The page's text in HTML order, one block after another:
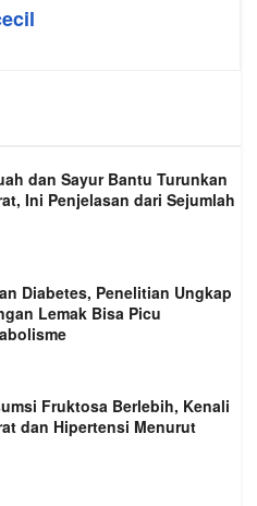
dan Sayur Bantu Turunkan
Ini Penjelasan dari Sejumlah
Diabetes, Penelitian Ungkap
Lemak Bisa Picu
Fruktosa Berlebih, Kenali
dan Hipertensi Menurut